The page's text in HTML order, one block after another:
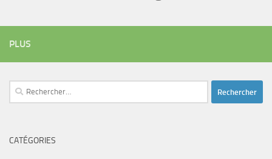
PLUS
Rechercher :
CATÉGORIES